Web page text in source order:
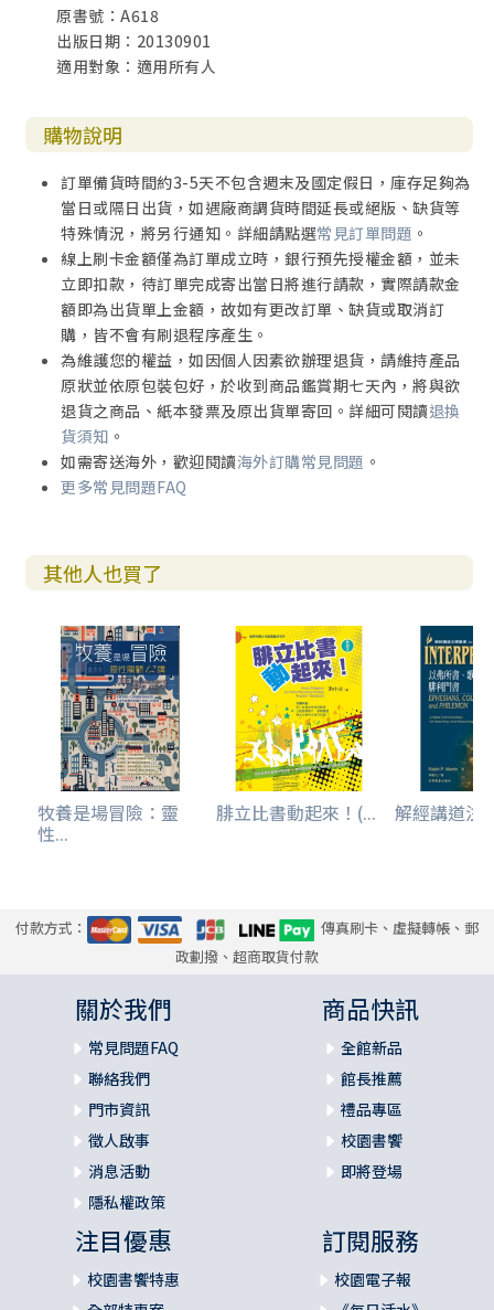
原書號：A618
出版日期：20130901
適用對象：適用所有人
購物說明
訂單備貨時間約3-5天不包含週末及國定假日，庫存足夠為
當日或隔日出貨，如遇廠商調貨時間延長或絕版、缺貨等
特殊情況，將另行通知。詳細請點選常見訂單問題 。
線上刷卡金額僅為訂單成立時，銀行預先授權金額，並未
立即扣款，待訂單完成寄出當日將進行請款，實際請款金
額即為出貨單上金額，故如有更改訂單、缺貨或取消訂
購，皆不會有刷退程序產生。
為維護您的權益，如因個人因素欲辦理退貨，請維持產品
原狀並依原包裝包好，於收到商品鑑賞期七天內，將與欲
退貨之商品、紙本發票及原出貨單寄回。詳細可閱讀退換
貨須知 。
如需寄送海外，歡迎閱讀海外訂購常見問題 。
更多常見問題FAQ
其他人也買了
牧養是場冒險：靈
性...
腓立比書動起來！(... 解經講道注
付款方式：
傳真刷卡、虛擬轉帳、郵
政劃撥、超商取貨付款
關於我們
常見問題FAQ
聯絡我們
門市資訊
徵人啟事
消息活動
隱私權政策
商品快訊
全館新品
館長推薦
禮品專區
校園書饗
即將登場
注目優惠
校園書饗特惠
訂閱服務
校園電子報